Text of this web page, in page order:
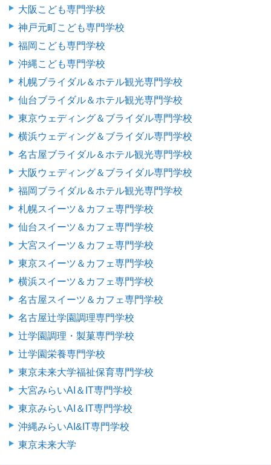
大阪こども専門学校
神戸元町こども専門学校
福岡こども専門学校
沖縄こども専門学校
札幌ブライダル＆ホテル観光専門学校
仙台ブライダル＆ホテル観光専門学校
東京ウェディング＆ブライダル専門学校
横浜ウェディング＆ブライダル専門学校
名古屋ブライダル＆ホテル観光専門学校
大阪ウェディング＆ブライダル専門学校
福岡ブライダル＆ホテル観光専門学校
札幌スイーツ＆カフェ専門学校
仙台スイーツ＆カフェ専門学校
大宮スイーツ＆カフェ専門学校
東京スイーツ＆カフェ専門学校
横浜スイーツ＆カフェ専門学校
名古屋スイーツ＆カフェ専門学校
名古屋辻学園調理専門学校
辻学園調理・製菓専門学校
辻学園栄養専門学校
東京未来大学福祉保育専門学校
大宮みらいAI＆IT専門学校
東京みらいAI＆IT専門学校
沖縄みらいAI&IT専門学校
東京未来大学